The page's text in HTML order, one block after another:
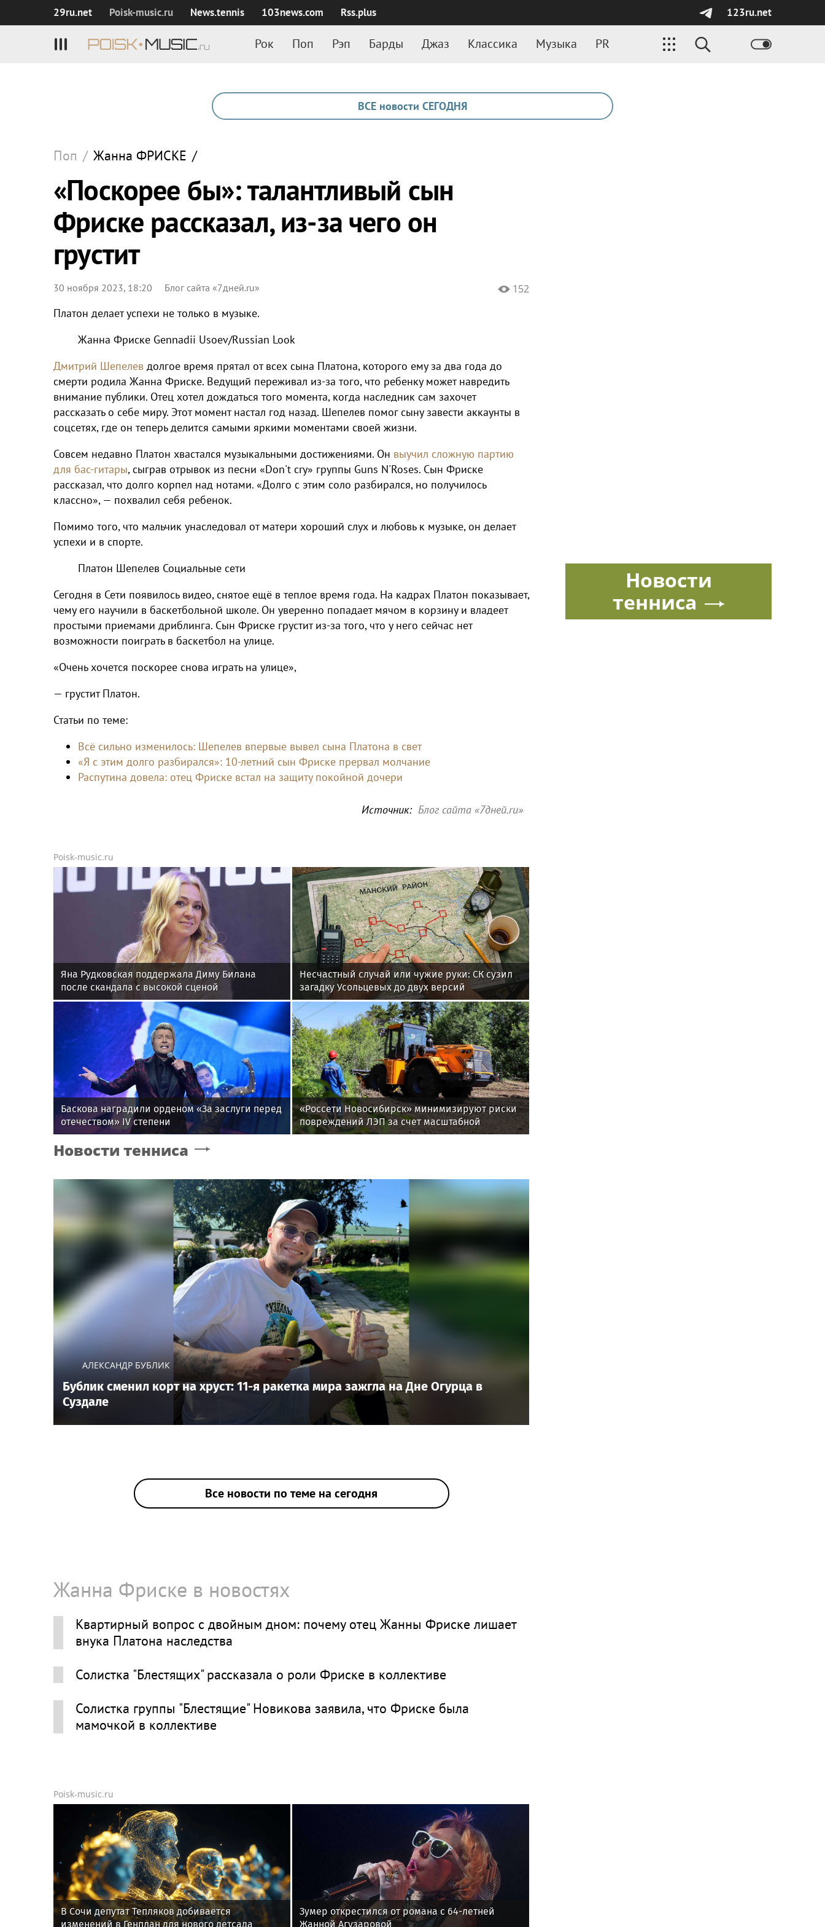
29ru.net Poisk‑music.ru News.tennis 103news.com Rss.plus 123ru.net
Рок Поп Рэп Барды Джаз Классика Музыка PR
ВСЕ новости СЕГОДНЯ
Поп / Жанна ФРИСКЕ /
«Поскорее бы»: талантливый сын
Фриске рассказал, из-за чего он
грустит
30 ноября 2023, 18:20 Блог сайта «7дней.ru» 152
Платон делает успехи не только в музыке.
Жанна Фриске Gennadii Usoev/Russian Look
Дмитрий Шепелев долгое время прятал от всех сына Платона, которого ему за два года до
смерти родила Жанна Фриске. Ведущий переживал из-за того, что ребенку может навредить
внимание публики. Отец хотел дождаться того момента, когда наследник сам захочет
рассказать о себе миру. Этот момент настал год назад. Шепелев помог сыну завести аккаунты в
соцсетях, где он теперь делится самыми яркими моментами своей жизни.
Совсем недавно Платон хвастался музыкальными достижениями. Он выучил сложную партию
для бас-гитары, сыграв отрывок из песни «Don't cry» группы Guns N'Roses. Сын Фриске
рассказал, что долго корпел над нотами. «Долго с этим соло разбирался, но получилось
классно», — похвалил себя ребенок.
Помимо того, что мальчик унаследовал от матери хороший слух и любовь к музыке, он делает
успехи и в спорте.
Платон Шепелев Социальные сети
Сегодня в Сети появилось видео, снятое ещё в теплое время года. На кадрах Платон показывает,
чему его научили в баскетбольной школе. Он уверенно попадает мячом в корзину и владеет
простыми приемами дриблинга. Сын Фриске грустит из-за того, что у него сейчас нет
возможности поиграть в баскетбол на улице.
«Очень хочется поскорее снова играть на улице»,
— грустит Платон.
Статьи по теме:
Всё сильно изменилось: Шепелев впервые вывел сына Платона в свет
«Я с этим долго разбирался»: 10-летний сын Фриске прервал молчание
Распутина довела: отец Фриске встал на защиту покойной дочери
Источник: Блог сайта «7дней.ru»
Poisk-music.ru
Яна Рудковская поддержала Диму Билана
после скандала с высокой сценой
Несчастный случай или чужие руки: СК сузил
загадку Усольцевых до двух версий
Баскова наградили орденом «За заслуги перед
отечеством» IV степени
«Россети Новосибирск» минимизируют риски
повреждений ЛЭП за счет масштабной
расчистки просек
Новости тенниса
АЛЕКСАНДР БУБЛИК
Бублик сменил корт на хруст: 11-я ракетка мира зажгла на Дне Огурца в
Суздале
Все новости по теме на сегодня
Жанна Фриске в новостях
Квартирный вопрос с двойным дном: почему отец Жанны Фриске лишает
внука Платона наследства
Солистка "Блестящих" рассказала о роли Фриске в коллективе
Солистка группы "Блестящие" Новикова заявила, что Фриске была
мамочкой в коллективе
Poisk-music.ru
В Сочи депутат Тепляков добивается
изменений в Генплан для нового детсада
Зумер открестился от романа с 64-летней
Жанной Агузаровой
Новости
тенниса